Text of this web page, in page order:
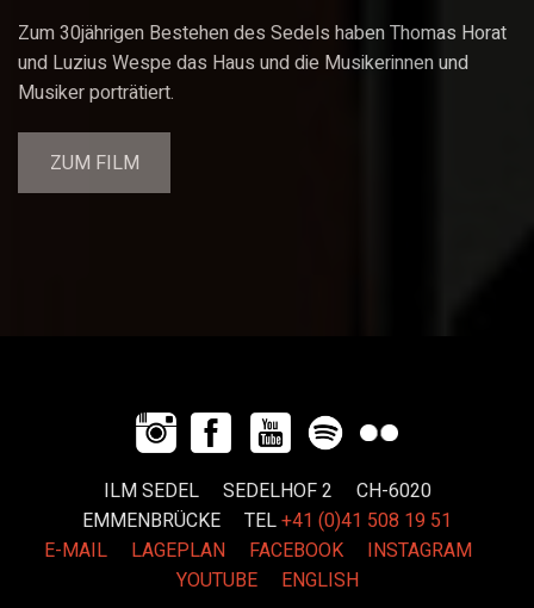
Zum 30jährigen Bestehen des Sedels haben Thomas Horat
und Luzius Wespe das Haus und die Musikerinnen und
Musiker porträtiert.
ZUM FILM
ILM SEDEL SEDELHOF 2 CH-6020
EMMENBRÜCKE TEL+41 (0)41 508 19 51
E-MAIL
LAGEPLAN FACEBOOK
INSTAGRAM
YOUTUBE
ENGLISH